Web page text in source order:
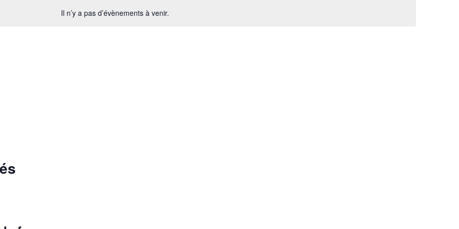
Il n’y a pas d’évènements à venir.